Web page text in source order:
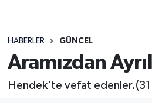
HABERLER GÜNCEL
Aramızdan
Hendek'te vefat
Süper Lig Puan Durumu ve
Tüm Manşetler